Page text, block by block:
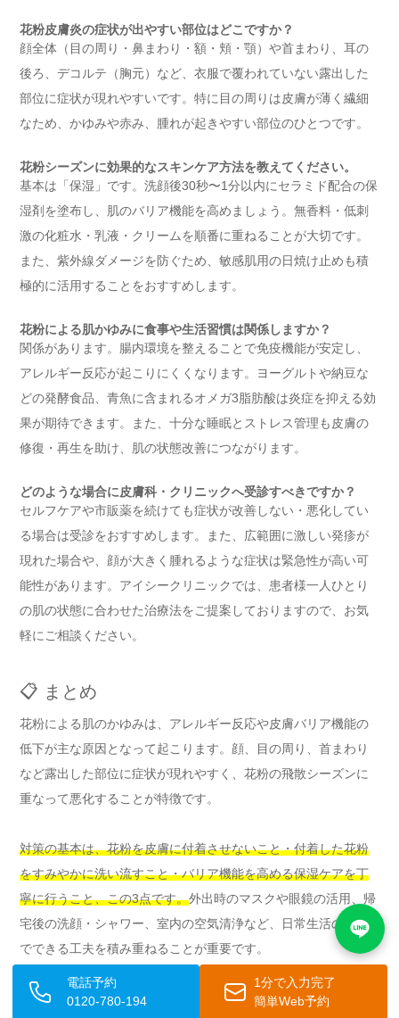
花粉皮膚炎の症状が出やすい部位はどこですか？
顔全体（目の周り・鼻まわり・額・頬・顎）や首まわり、耳の
後ろ、デコルテ（胸元）など、衣服で覆われていない露出した
部位に症状が現れやすいです。特に目の周りは皮膚が薄く繊細
なため、かゆみや赤み、腫れが起きやすい部位のひとつです。
花粉シーズンに効果的なスキンケア方法を教えてください。
基本は「保湿」です。洗顔後30秒〜1分以内にセラミド配合の保
湿剤を塗布し、肌のバリア機能を高めましょう。無香料・低刺
激の化粧水・乳液・クリームを順番に重ねることが大切です。
また、紫外線ダメージを防ぐため、敏感肌用の日焼け止めも積
極的に活用することをおすすめします。
花粉による肌かゆみに食事や生活習慣は関係しますか？
関係があります。腸内環境を整えることで免疫機能が安定し、
アレルギー反応が起こりにくくなります。ヨーグルトや納豆な
どの発酵食品、青魚に含まれるオメガ3脂肪酸は炎症を抑える効
果が期待できます。また、十分な睡眠とストレス管理も皮膚の
修復・再生を助け、肌の状態改善につながります。
どのような場合に皮膚科・クリニックへ受診すべきですか？
セルフケアや市販薬を続けても症状が改善しない・悪化してい
る場合は受診をおすすめします。また、広範囲に激しい発疹が
現れた場合や、顔が大きく腫れるような症状は緊急性が高い可
能性があります。アイシークリニックでは、患者様一人ひとり
の肌の状態に合わせた治療法をご提案しておりますので、お気
軽にご相談ください。
📋 まとめ
花粉による肌のかゆみは、アレルギー反応や皮膚バリア機能の
低下が主な原因となって起こります。顔、目の周り、首まわり
など露出した部位に症状が現れやすく、花粉の飛散シーズンに
重なって悪化することが特徴です。
対策の基本は、花粉を皮膚に付着させないこと・付着した花粉
をすみやかに洗い流すこと・バリア機能を高める保湿ケアを丁
寧に行うこと、この3点です。外出時のマスクや眼鏡の活用、帰
宅後の洗顔・シャワー、室内の空気清浄など、日常生活のなか
でできる工夫を積み重ねることが重要です。
食事面では腸内環境の改善や抗炎症作用のある食材の摂取が有
電話予約
0120-780-194
1分で入力完了
簡単Web予約